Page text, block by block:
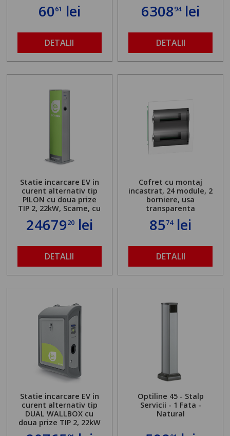
6061 lei
DETALII
630894lei
DETALII
Statie incarcare EV in
curent alternativ tip
PILON cu doua prize
TIP 2, 22kW, Scame, cu
server local
2467920lei
DETALII
Cofret cu montaj
incastrat, 24 module, 2
borniere, usa
transparenta
8574lei
DETALII
Statie incarcare EV in
curent alternativ tip
DUAL WALLBOX cu
doua prize TIP 2, 22kW
Optiline 45 - Stalp
Servicii - 1 Fata -
Natural